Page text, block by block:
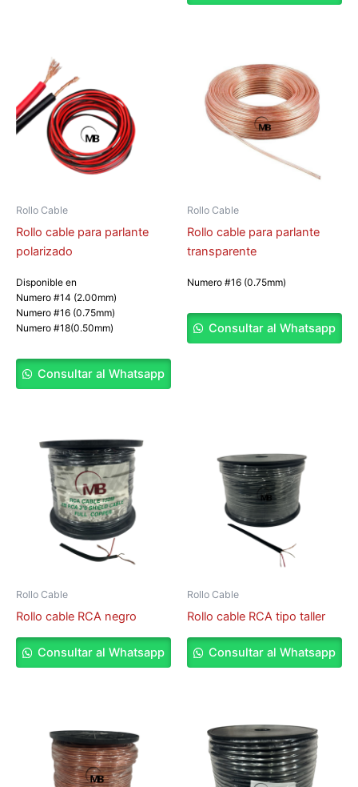
Rollo Cable
Rollo cable para parlante
polarizado
Disponible en
Numero #14 (2.00mm)
Numero #16 (0.75mm)
Numero #18(0.50mm)
Consultar al Whatsapp
Rollo Cable
Rollo cable para parlante
transparente
Numero #16 (0.75mm)
Consultar al Whatsapp
Rollo Cable
Rollo cable RCA negro
Consultar al Whatsapp
Rollo Cable
Rollo cable RCA tipo taller
Consultar al Whatsapp